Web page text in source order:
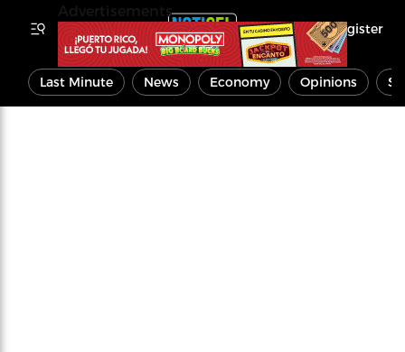
Register
Last Minute News Economy Opinions
Advertisements